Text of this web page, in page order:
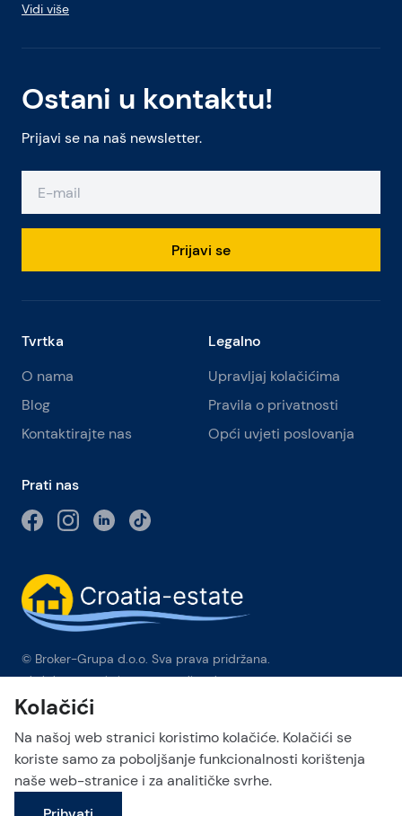
Pošalji upit
Ostani u kontaktu!
Prijavi se na naš newsletter.
Prijavi se
Vidi više
Tvrtka
O nama
Blog
Kontaktirajte nas
Legalno
Upravljaj kolačićima
Pravila o privatnosti
Opći uvjeti poslovanja
Prati nas
© Broker-Grupa d.o.o. Sva prava pridržana.
Obala kneza Branimira 1, 21000 Split-Phone: +385 98 384 007
Broker-grupa d.o.o. je ekskluzivni član Forbes Global
Properties u Hrvatskoj. Forbes® je registrirani zaštitni znak koji
se koristi pod licencom.
This site is protected by reCAPTCHA and the Google
Kolačići
Na našoj web stranici koristimo kolačiće. Kolačići se
koriste samo za poboljšanje funkcionalnosti korištenja
naše web-stranice i za analitičke svrhe.